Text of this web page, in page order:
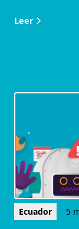
Leer
Ecuador 5